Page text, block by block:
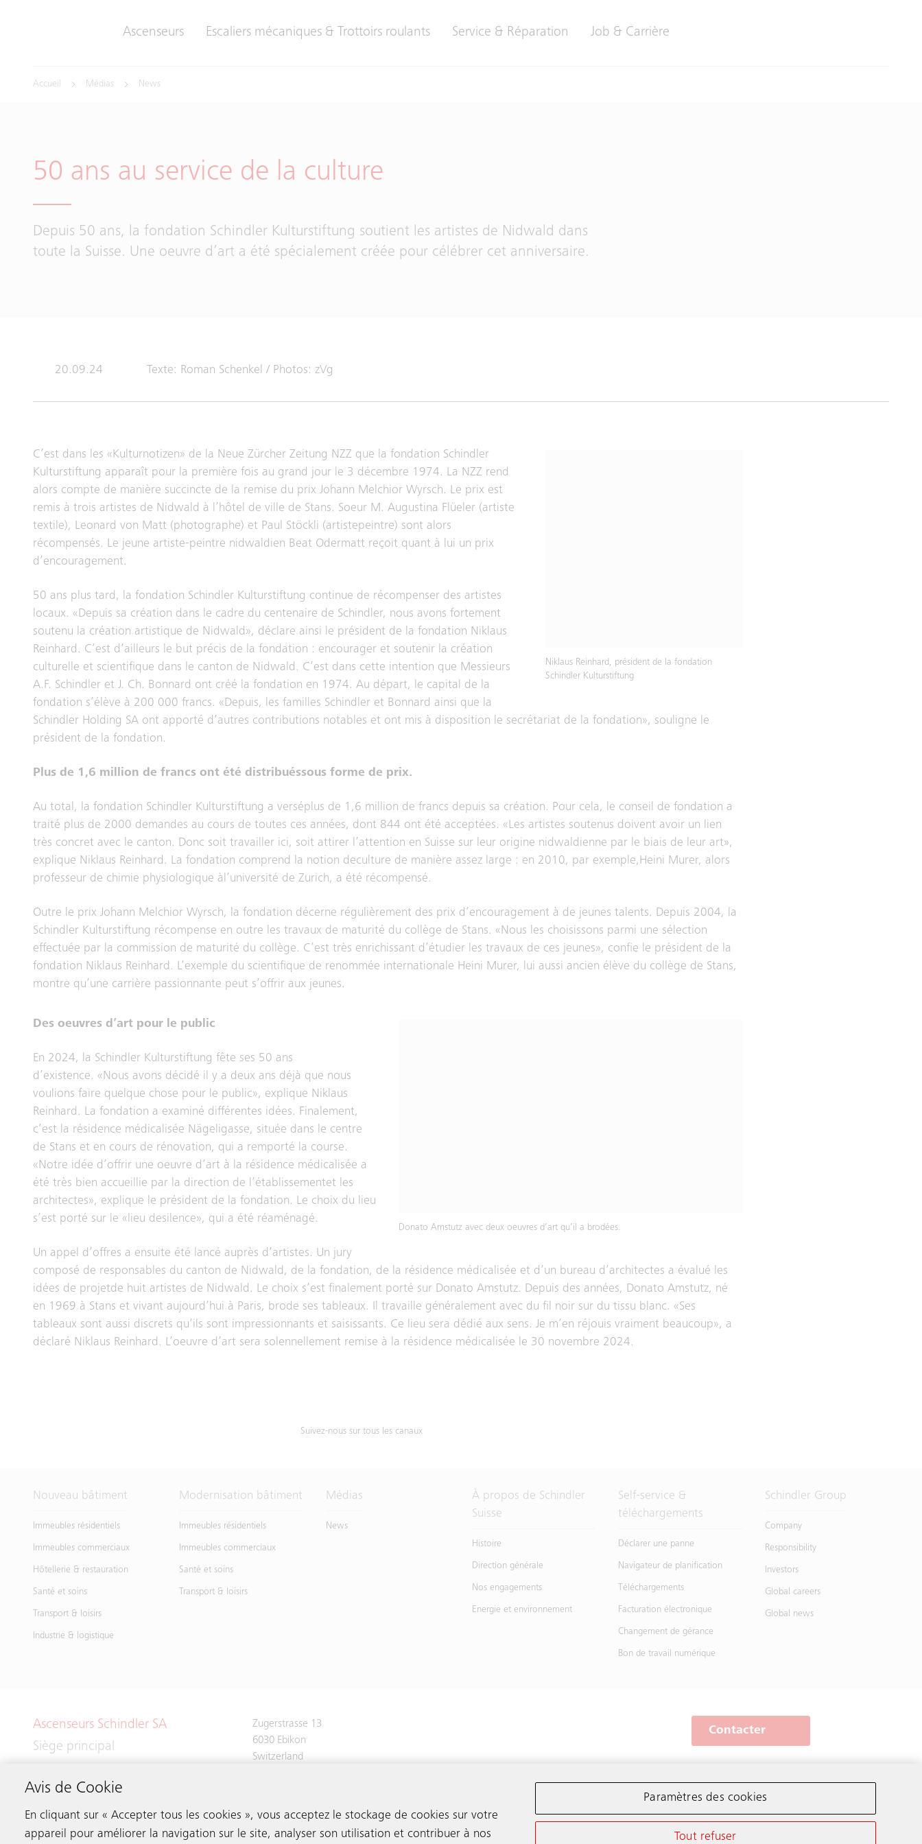
Ascenseurs Escaliers mécaniques & Trottoirs roulants Service & Réparation Job & Carrière
Accueil Médias News
50 ans au service de la culture
Depuis 50 ans, la fondation Schindler Kulturstiftung soutient les artistes de Nidwald dans
toute la Suisse. Une oeuvre d’art a été spécialement créée pour célébrer cet anniversaire.
20.09.24 Texte: Roman Schenkel / Photos: zVg
Niklaus Reinhard, président de la fondation
Schindler Kulturstiftung
C’est dans les «Kulturnotizen» de la Neue Zürcher Zeitung NZZ que la fondation Schindler
Kulturstiftung apparaît pour la première fois au grand jour le 3 décembre 1974. La NZZ rend
alors compte de manière succincte de la remise du prix Johann Melchior Wyrsch. Le prix est
remis à trois artistes de Nidwald à l’hôtel de ville de Stans. Soeur M. Augustina Flüeler (artiste
textile), Leonard von Matt (photographe) et Paul Stöckli (artistepeintre) sont alors
récompensés. Le jeune artiste-peintre nidwaldien Beat Odermatt reçoit quant à lui un prix
d’encouragement.
50 ans plus tard, la fondation Schindler Kulturstiftung continue de récompenser des artistes
locaux. «Depuis sa création dans le cadre du centenaire de Schindler, nous avons fortement
soutenu la création artistique de Nidwald», déclare ainsi le président de la fondation Niklaus
Reinhard. C’est d’ailleurs le but précis de la fondation : encourager et soutenir la création
culturelle et scientifique dans le canton de Nidwald. C’est dans cette intention que Messieurs
A.F. Schindler et J. Ch. Bonnard ont créé la fondation en 1974. Au départ, le capital de la
fondation s’élève à 200 000 francs. «Depuis, les familles Schindler et Bonnard ainsi que la
Schindler Holding SA ont apporté d’autres contributions notables et ont mis à disposition le secrétariat de la fondation», souligne le
président de la fondation.
Plus de 1,6 million de francs ont été distribuéssous forme de prix.
Au total, la fondation Schindler Kulturstiftung a verséplus de 1,6 million de francs depuis sa création. Pour cela, le conseil de fondation a
traité plus de 2000 demandes au cours de toutes ces années, dont 844 ont été acceptées. «Les artistes soutenus doivent avoir un lien
très concret avec le canton. Donc soit travailler ici, soit attirer l’attention en Suisse sur leur origine nidwaldienne par le biais de leur art»,
explique Niklaus Reinhard. La fondation comprend la notion deculture de manière assez large : en 2010, par exemple,Heini Murer, alors
professeur de chimie physiologique àl’université de Zurich, a été récompensé.
Outre le prix Johann Melchior Wyrsch, la fondation décerne régulièrement des prix d’encouragement à de jeunes talents. Depuis 2004, la
Schindler Kulturstiftung récompense en outre les travaux de maturité du collège de Stans. «Nous les choisissons parmi une sélection
effectuée par la commission de maturité du collège. C’est très enrichissant d’étudier les travaux de ces jeunes», confie le président de la
fondation Niklaus Reinhard. L’exemple du scientifique de renommée internationale Heini Murer, lui aussi ancien élève du collège de Stans,
montre qu’une carrière passionnante peut s’offrir aux jeunes.
Donato Amstutz avec deux oeuvres d’art qu’il a brodées.
Des oeuvres d’art pour le public
En 2024, la Schindler Kulturstiftung fête ses 50 ans
d’existence. «Nous avons décidé il y a deux ans déjà que nous
voulions faire quelque chose pour le public», explique Niklaus
Reinhard. La fondation a examiné différentes idées. Finalement,
c’est la résidence médicalisée Nägeligasse, située dans le centre
de Stans et en cours de rénovation, qui a remporté la course.
«Notre idée d’offrir une oeuvre d’art à la résidence médicalisée a
été très bien accueillie par la direction de l’établissementet les
architectes», explique le président de la fondation. Le choix du lieu
s’est porté sur le «lieu desilence», qui a été réaménagé.
Un appel d’offres a ensuite été lancé auprès d’artistes. Un jury
composé de responsables du canton de Nidwald, de la fondation, de la résidence médicalisée et d’un bureau d’architectes a évalué les
idées de projetde huit artistes de Nidwald. Le choix s’est finalement porté sur Donato Amstutz. Depuis des années, Donato Amstutz, né
en 1969 à Stans et vivant aujourd’hui à Paris, brode ses tableaux. Il travaille généralement avec du fil noir sur du tissu blanc. «Ses
tableaux sont aussi discrets qu’ils sont impressionnants et saisissants. Ce lieu sera dédié aux sens. Je m’en réjouis vraiment beaucoup», a
déclaré Niklaus Reinhard. L’oeuvre d’art sera solennellement remise à la résidence médicalisée le 30 novembre 2024.
Suivez-nous sur tous les canaux
Nouveau bâtiment
Immeubles résidentiels
Immeubles commerciaux
Hôtellerie & restauration
Santé et soins
Transport & loisirs
Industrie & logistique
Modernisation bâtiment
Immeubles résidentiels
Immeubles commerciaux
Santé et soins
Transport & loisirs
Médias
News
À propos de Schindler
Suisse
Histoire
Direction générale
Nos engagements
Energie et environnement
Self-service &
téléchargements
Déclarer une panne
Navigateur de planification
Téléchargements
Facturation électronique
Changement de gérance
Bon de travail numérique
Schindler Group
Company
Responsibility
Investors
Global careers
Global news
Ascenseurs Schindler SA
Siège principal
Zugerstrasse 13
6030 Ebikon
Switzerland
Contacter
Avis de Cookie
En cliquant sur « Accepter tous les cookies », vous acceptez le stockage de cookies sur votre
appareil pour améliorer la navigation sur le site, analyser son utilisation et contribuer à nos
Paramètres des cookies
Tout refuser